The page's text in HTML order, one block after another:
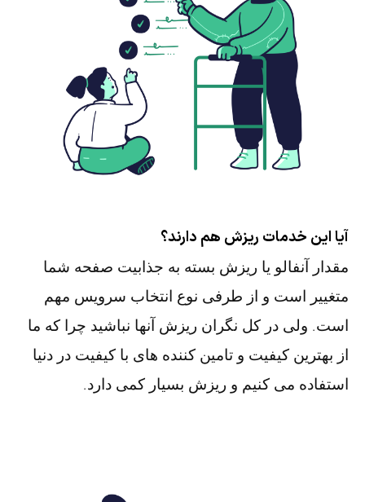
آیا این خدمات ریزش هم دارند؟
مقدار آنفالو یا ریزش بسته به جذابیت صفحه شما
متغییر است و از طرفی نوع انتخاب سرویس مهم
است. ولی در کل نگران ریزش آنها نباشید چرا که ما
از بهترین کیفیت و تامین کننده های با کیفیت در دنیا
استفاده می کنیم و ریزش بسیار کمی دارد.